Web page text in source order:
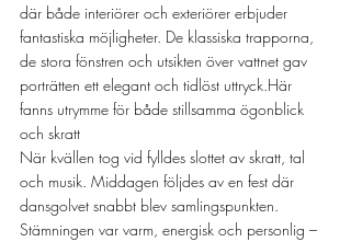
där både interiörer och exteriörer erbjuder
fantastiska möjligheter. De klassiska trapporna,
de stora fönstren och utsikten över vattnet gav
porträtten ett elegant och tidlöst uttryck.Här
fanns utrymme för både stillsamma ögonblick
och skratt
När kvällen tog vid fylldes slottet av skratt, tal
och musik. Middagen följdes av en fest där
dansgolvet snabbt blev samlingspunkten.
Stämningen var varm, energisk och personlig –